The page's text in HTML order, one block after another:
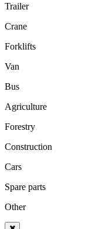
Trailer
Crane
Forklifts
Van
Bus
Agriculture
Forestry
Construction
Cars
Spare parts
Other